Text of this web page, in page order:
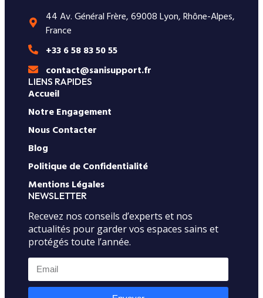
44 Av. Général Frère, 69008 Lyon, Rhône-Alpes,
France
+33 6 58 83 50 55
contact@sanisupport.fr
LIENS RAPIDES
Accueil
Notre Engagement
Nous Contacter
Blog
Politique de Confidentialité
Mentions Légales
NEWSLETTER
Recevez nos conseils d’experts et nos
actualités pour garder vos espaces sains et
protégés toute l’année.